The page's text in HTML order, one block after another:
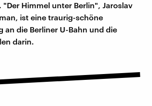
Himmel unter Berlin", Jaroslav
ist eine traurig-schöne
an die Berliner U-Bahn und die
darin.